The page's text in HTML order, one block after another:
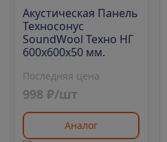
Акустическая Панель
Техносонус
SoundWool Техно НГ
600х600х50 мм.
Последняя цена
998 ₽/шт
Аналог